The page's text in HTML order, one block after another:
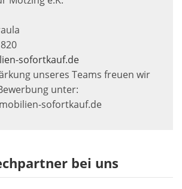
sofortkauf.de
unseres Teams freuen wir
unter:
sofortkauf.de
bei uns